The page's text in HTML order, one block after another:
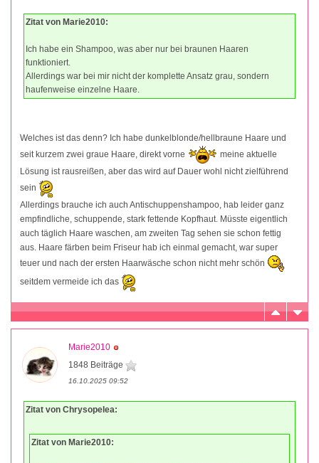
Zitat von Marie2010:
Ich habe ein Shampoo, was aber nur bei braunen Haaren
funktioniert.
Allerdings war bei mir nicht der komplette Ansatz grau, sondern
haufenweise einzelne Haare.
Welches ist das denn? Ich habe dunkelblonde/hellbraune Haare und
seit kurzem zwei graue Haare, direkt vorne
meine aktuelle
Lösung ist rausreißen, aber das wird auf Dauer wohl nicht zielführend
sein
Allerdings brauche ich auch Antischuppenshampoo, hab leider ganz
empfindliche, schuppende, stark fettende Kopfhaut. Müsste eigentlich
auch täglich Haare waschen, am zweiten Tag sehen sie schon fettig
aus. Haare färben beim Friseur hab ich einmal gemacht, war super
teuer und nach der ersten Haarwäsche schon nicht mehr schön
seitdem vermeide ich das
Marie2010
1848 Beiträge
16.10.2025 09:52
Zitat von Chrysopelea:
Zitat von Marie2010: